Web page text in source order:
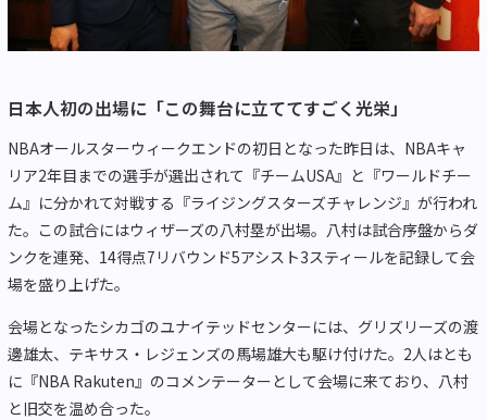
日本人初の出場に「この舞台に立ててすごく光栄」
NBAオールスターウィークエンドの初日となった昨日は、NBAキャ
リア2年目までの選手が選出されて『チームUSA』と『ワールドチー
ム』に分かれて対戦する『ライジングスターズチャレンジ』が行われ
た。この試合にはウィザーズの八村塁が出場。八村は試合序盤からダ
ンクを連発、14得点7リバウンド5アシスト3スティールを記録して会
場を盛り上げた。
会場となったシカゴのユナイテッドセンターには、グリズリーズの渡
邊雄太、テキサス・レジェンズの馬場雄大も駆け付けた。2人はとも
に『NBA Rakuten』のコメンテーターとして会場に来ており、八村
と旧交を温め合った。